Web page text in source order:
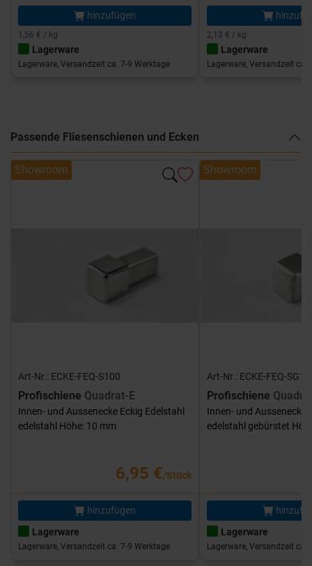
hinzufügen
1,56 € / kg
Lagerware
Lagerware, Versandzeit ca. 7-9 Werktage
2,13 € / kg
Lagerware
Lagerware, Versandzeit ca.
Passende Fliesenschienen und Ecken
Showroom
Art-Nr.: ECKE-FEQ-S100
Profischiene Quadrat-E
Innen- und Aussenecke Eckig Edelstahl
edelstahl Höhe: 10 mm
6,95 €/Stück
hinzufügen
Lagerware
Lagerware, Versandzeit ca. 7-9 Werktage
Showroom
Art-Nr.: ECKE-FEQ-
Profischiene
Innen- und Aussenecke
edelstahl gebürstet
Lagerware
Lagerware, Versandzeit ca.